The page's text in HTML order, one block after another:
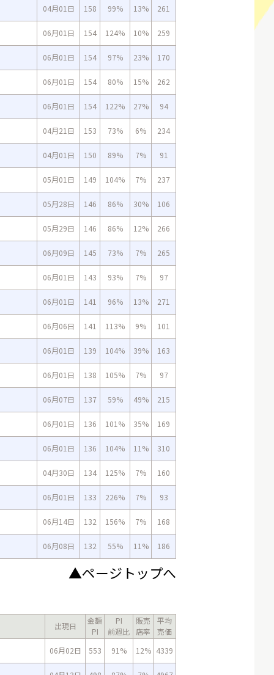
04月01日 158 99% 13% 261
06月01日 154 124% 10% 259
06月01日 154 97% 23% 170
06月01日 154 80% 15% 262
06月01日 154 122% 27% 94
04月21日 153 73% 6% 234
04月01日 150 89% 7% 91
05月01日 149 104% 7% 237
05月28日 146 86% 30% 106
05月29日 146 86% 12% 266
06月09日 145 73% 7% 265
06月01日 143 93% 7% 97
06月01日 141 96% 13% 271
06月06日 141 113% 9% 101
06月01日 139 104% 39% 163
06月01日 138 105% 7% 97
06月07日 137 59% 49% 215
06月01日 136 101% 35% 169
06月01日 136 104% 11% 310
04月30日 134 125% 7% 160
06月01日 133 226% 7% 93
06月14日 132 156% 7% 168
06月08日 132 55% 11% 186
▲ページトップへ
出現日
金額
PI
PI
前週比
販売
店率
平均
売価
06月02日
553 91% 12% 4339